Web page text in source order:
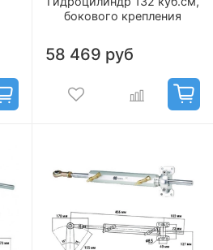
бокового крепления
58 469 руб